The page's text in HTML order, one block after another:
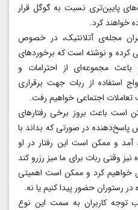
پایین‌تری نسبت به گوگل قرار
خواهند کرد.
مجله‌ی آتلانتیک، در خصوص
کرده و نوشته است که برخوردهای
مجموعه‌ای از احترامات و
استفاده از ربات جهت برقراری
اجتماعی خواهیم رفت.
است باعث بروز برخی رفتارهای
در صورتی که بداند با
و ممکن است این رفتار در او
وقتی ربات برای ما میز رزرو کند
کرد و ممکن است اهمیتی
رستوران حضور پیدا کنیم یا نه.
توجه کاربران به سمت این نوع